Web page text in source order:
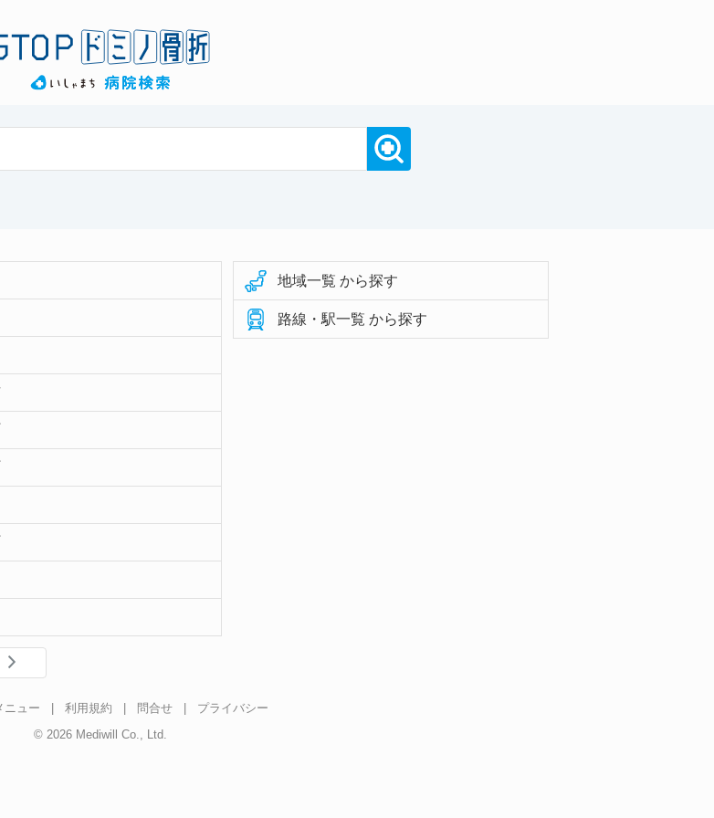
地域一覧 から探す
路線・駅一覧 から探す
ニュー 利用規約 問合せ
プライバシー
© 2026 Mediwill Co., Ltd.